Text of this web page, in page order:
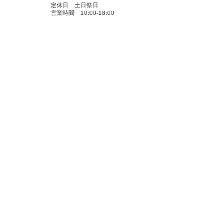
定休日 土日祭日
営業時間 10:00-18:00